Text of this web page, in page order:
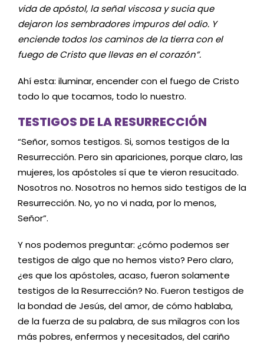
vida de apóstol, la señal viscosa y sucia que
dejaron los sembradores impuros del odio. Y
enciende todos los caminos de la tierra con el
fuego de Cristo que llevas en el corazón”.
Ahí esta: iluminar, encender con el fuego de Cristo
todo lo que tocamos, todo lo nuestro.
TESTIGOS DE LA RESURRECCIÓN
“Señor, somos testigos. Si, somos testigos de la
Resurrección. Pero sin apariciones, porque claro, las
mujeres, los apóstoles sí que te vieron resucitado.
Nosotros no. Nosotros no hemos sido testigos de la
Resurrección. No, yo no vi nada, por lo menos,
Señor”.
Y nos podemos preguntar: ¿cómo podemos ser
testigos de algo que no hemos visto? Pero claro,
¿es que los apóstoles, acaso, fueron solamente
testigos de la Resurrección? No. Fueron testigos de
la bondad de Jesús, del amor, de cómo hablaba,
de la fuerza de su palabra, de sus milagros con los
más pobres, enfermos y necesitados, del cariño